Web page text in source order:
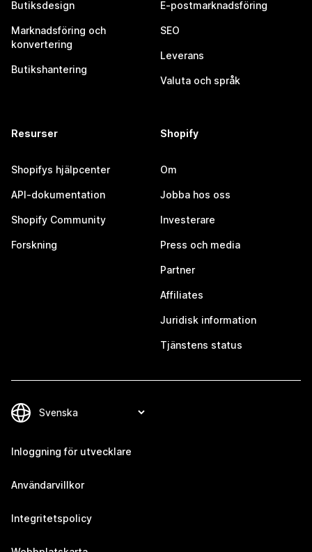
Butiksdesign
Marknadsföring och
konvertering
Butikshantering
E-postmarknadsföring
SEO
Leverans
Valuta och språk
Resurser
Shopifys hjälpcenter
API-dokumentation
Shopify Community
Forskning
Shopify
Om
Jobba hos oss
Investerare
Press och media
Partner
Affiliates
Juridisk information
Tjänstens status
Inloggning för utvecklare
Användarvillkor
Integritetspolicy